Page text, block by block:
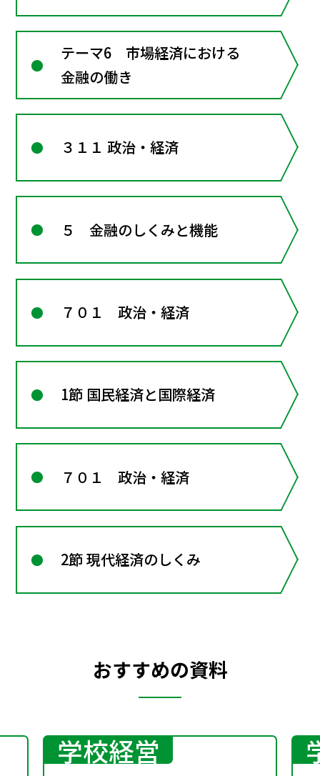
テーマ6 市場経済における
金融の働き
３１１ 政治・経済
５ 金融のしくみと機能
７０１ 政治・経済
1節 国民経済と国際経済
７０１ 政治・経済
2節 現代経済のしくみ
おすすめの資料
学校経営